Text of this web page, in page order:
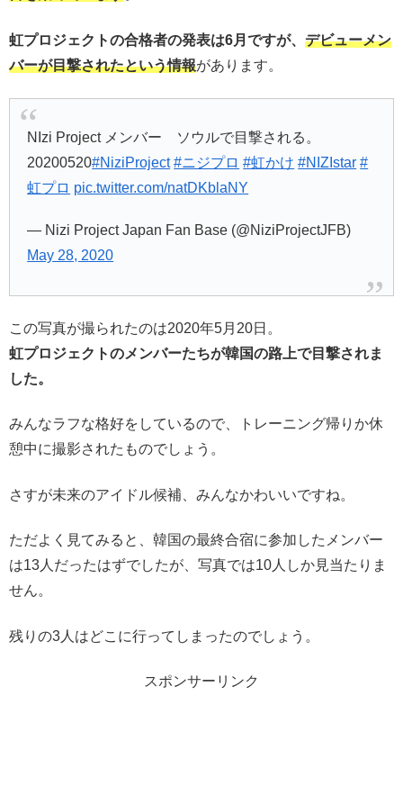
虹プロジェクトの合格者の発表は6月ですが、 デビューメン
バーが目撃されたという情報があります。
NIzi Project メンバー ソウルで目撃される。
20200520#NiziProject #ニジプロ #虹かけ #NIZIstar #
虹プロ pic.twitter.com/natDKblaNY
— Nizi Project Japan Fan Base (@NiziProjectJFB)
May 28, 2020
この写真が撮られたのは2020年5月20日。
虹プロジェクトのメンバーたちが韓国の路上で目撃されま
した。
みんなラフな格好をしているので、トレーニング帰りか休
憩中に撮影されたものでしょう。
さすが未来のアイドル候補、みんなかわいいですね。
ただよく見てみると、韓国の最終合宿に参加したメンバー
は13人だったはずでしたが、写真では10人しか見当たりま
せん。
残りの3人はどこに行ってしまったのでしょう。
スポンサーリンク